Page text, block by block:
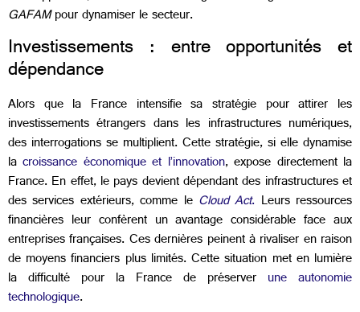
GAFAMpour dynamiser le secteur.
Investissements : entre opportunités et
dépendance
Alors que la France intensifie sa stratégie pour attirer les
investissements étrangers dans les infrastructures numériques,
des interrogations se multiplient. Cette stratégie, si elle dynamise
lacroissance économique et l’innovation, expose directement la
France. En effet, le pays devient dépendant des infrastructures et
des services extérieurs, comme le Cloud Act. Leurs ressources
financières leur confèrent un avantage considérable face aux
entreprises françaises. Ces dernières peinent à rivaliser en raison
de moyens financiers plus limités. Cette situation met en lumière
la difficulté pour la France de préserver une autonomie
technologique.